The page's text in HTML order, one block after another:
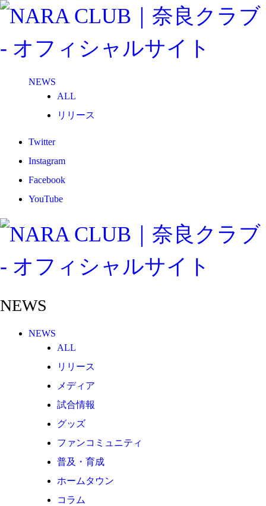
NEWS
ALL
リリース
ホームタウン
その他
ソシオス
バモス
チアダンススクール
ボランティアチーム「volundeer」
ビクトリーロード
HOMEGAME
観戦ルール＆マナー
ホームゲーム運営管理規定
Jリーグ運営管理規定
Twitter
Instagram
Facebook
YouTube
NEWS
NEWS
ALL
リリース
メディア
試合情報
グッズ
ファンコミュニティ
普及・育成
ホームタウン
コラム